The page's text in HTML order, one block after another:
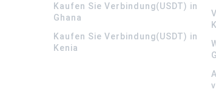
Kaufen Sie Verbindung(USDT) in
Ghana
Kaufen Sie Verbindung(USDT) in
Kenia